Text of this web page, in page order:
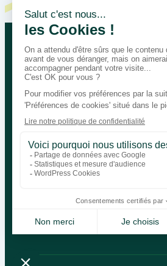
Let’s talk about
Bégénat
Level of education
Return policy